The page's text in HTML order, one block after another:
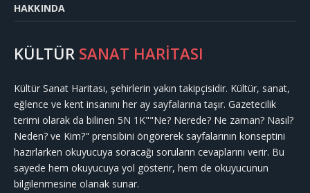
HAKKINDA
KÜLTÜR SANAT HARİTASI
Kültür Sanat Haritası, şehirlerin yakın takipçisidir. Kültür, sanat,
eğlence ve kent insanını her ay sayfalarına taşır. Gazetecilik
terimi olarak da bilinen 5N 1K""Ne? Nerede? Ne zaman? Nasıl?
Neden? ve Kim?" prensibini öngörerek sayfalarının konseptini
hazırlarken okuyucuya soracağı soruların cevaplarını verir. Bu
sayede hem okuyucuya yol gösterir, hem de okuyucunun
bilgilenmesine olanak sunar.